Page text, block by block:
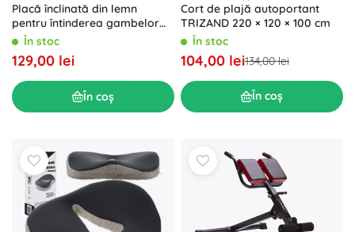
Placă înclinată din lemn
pentru întinderea gambelor
TRIZAND
În stoc
129,00 lei
În coș
Cort de plajă autoportant
TRIZAND 220 × 120 × 100 cm
În stoc
104,00 lei134,00 lei
În coș